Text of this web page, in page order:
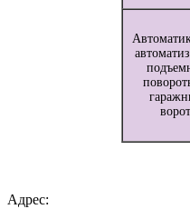
ворот
Адрес: